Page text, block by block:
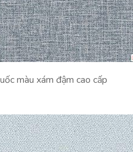
màu xám đậm cao cấp